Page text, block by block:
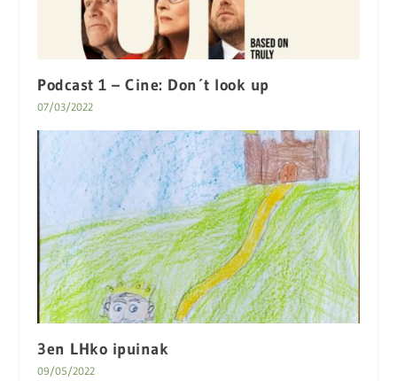
Podcast 1 – Cine: Don´t look up
07/03/2022
3en LHko ipuinak
09/05/2022